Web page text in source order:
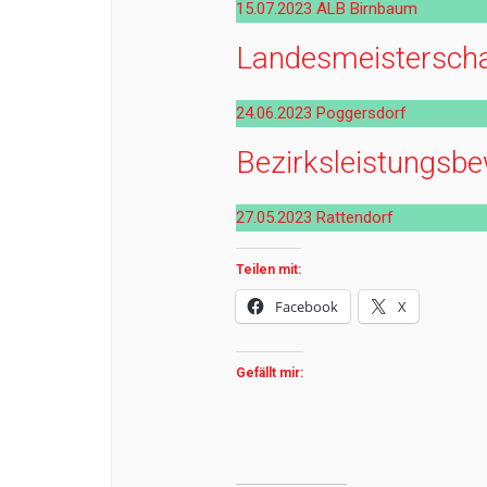
15.07.2023 ALB Birnbaum
24.06.2023 Poggersdorf
27.05.2023 Rattendorf
Teilen mit:
Facebook X
Gefällt mir: